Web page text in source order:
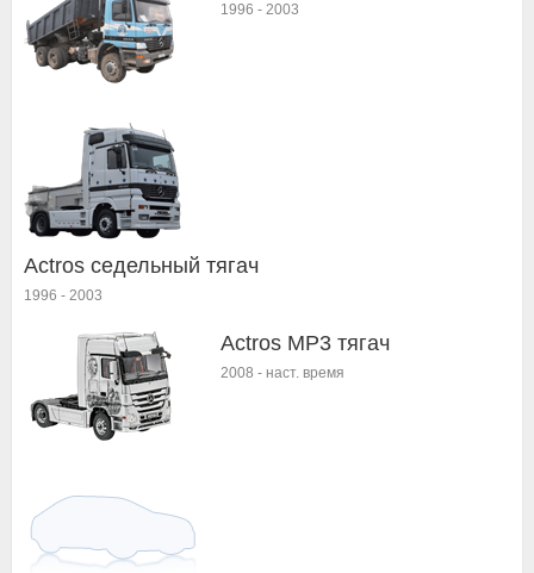
1996 - 2003
Actros cедельный тягач
1996 - 2003
Actros MP3 тягач
2008 - наст. время